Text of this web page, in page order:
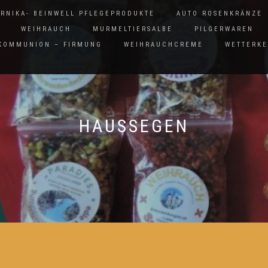
BEINWELL PFLEGEPRODUKTE AUTO ROSENKRÄNZE
WEIHRAUCH
MURMELTIERSALBE PILGERWAREN
– FIRMUNG
WEIHRAUCHCREME
HAUSSEGEN